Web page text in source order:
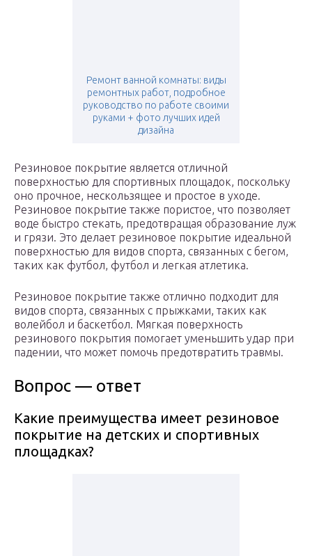
Ремонт ванной комнаты: виды
ремонтных работ, подробное
руководство по работе своими
руками + фото лучших идей
дизайна
Резиновое покрытие является отличной
поверхностью для спортивных площадок, поскольку
оно прочное, нескользящее и простое в уходе.
Резиновое покрытие также пористое, что позволяет
воде быстро стекать, предотвращая образование луж
и грязи. Это делает резиновое покрытие идеальной
поверхностью для видов спорта, связанных с бегом,
таких как футбол, футбол и легкая атлетика.
Резиновое покрытие также отлично подходит для
видов спорта, связанных с прыжками, таких как
волейбол и баскетбол. Мягкая поверхность
резинового покрытия помогает уменьшить удар при
падении, что может помочь предотвратить травмы.
Вопрос — ответ
Какие преимущества имеет резиновое
покрытие на детских и спортивных
площадках?